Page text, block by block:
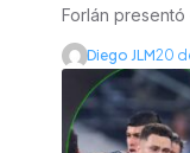
Forlán
Diego JLM20